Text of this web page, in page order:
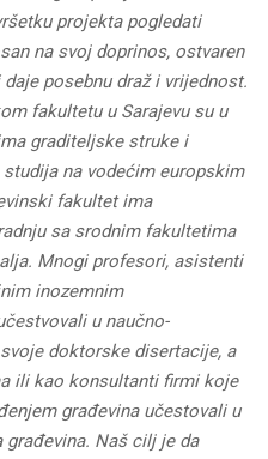
projekta pogledati
na svoj doprinos, ostvaren
posebnu draž i vrijednost.
fakultetu u Sarajevu su u
graditeljske struke i
na vodećim europskim
fakultet ima
sa srodnim fakultetima
Mnogi profesori, asistenti
inozemnim
u naučno-
doktorske disertacije, a
ili kao konsultanti firmi koje
građevina učestovali u
Naš cilj je da